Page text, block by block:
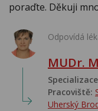
poraďte. Děkuji
Odpovídá
MUDr.
Pracoviště:
Uherský